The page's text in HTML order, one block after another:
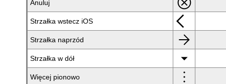
Anuluj
Strzałka wstecz iOS arrow_back_ios
Strzałka naprzód arrow_forward
Strzałka w dół arrow_drop_down
Więcej pionowo more_vert